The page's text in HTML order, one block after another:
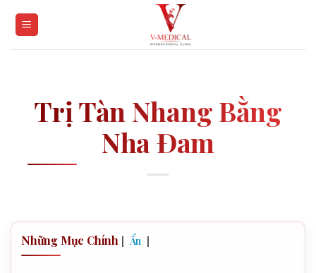
Trị Tàn Nhang Bằng
Nha Đam
Những Mục Chính [ Ẩn ]